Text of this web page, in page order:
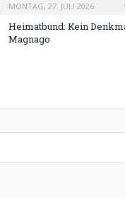
MONTAG, 27. JULI 2026
Heimatbund: Kein
Magnago